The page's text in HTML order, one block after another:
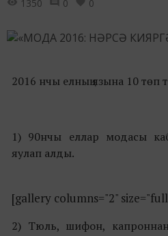
1350 0 0
2016 нчы елның язына 10 төп
1) 90нчы еллар модасы
яулап алды.
[gallery columns="2"
2) Тюль, шифон, капроннан